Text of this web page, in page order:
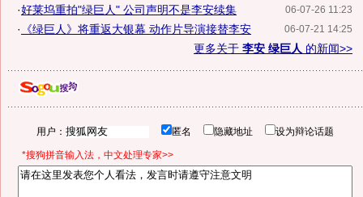
06-07-26 11:23
·好莱坞重拍"绿巨人" 公司声明不是李安续集
06-07-21 14:25
·
《绿巨人》将重返大银幕 动作片导演接替李安
更多关于 李安 绿巨人 的新闻>>
用户： 匿名 隐藏地址 设为辩论话题
*搜狗拼音输入法，中文处理专家>>